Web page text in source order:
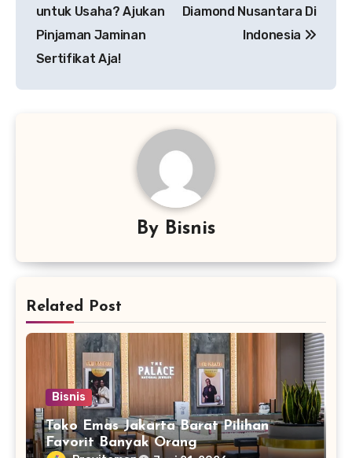
untuk Usaha? Ajukan
Pinjaman Jaminan
Sertifikat Aja!
Diamond Nusantara Di
Indonesia
By Bisnis
Related Post
Bisnis
Toko Emas Jakarta Barat Pilihan
Favorit Banyak Orang